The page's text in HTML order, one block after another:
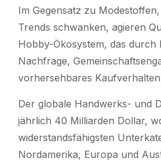
Im Gegensatz zu
Trends schwanken, agieren
Hobby-Ökosystem, das durch
Nachfrage,
vorhersehbares
Der globale Handwerks- und
jährlich 40 Milliarden Dollar,
widerstandsfähigsten
Nordamerika, Europa und